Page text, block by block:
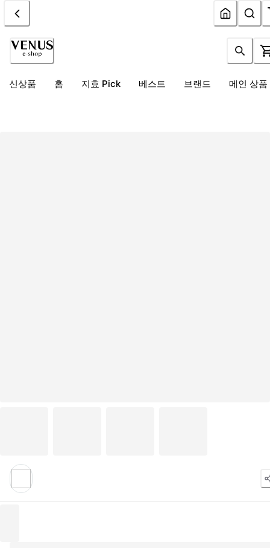
신상품 홈 지효 Pick 베스트 브랜드 메인 상품